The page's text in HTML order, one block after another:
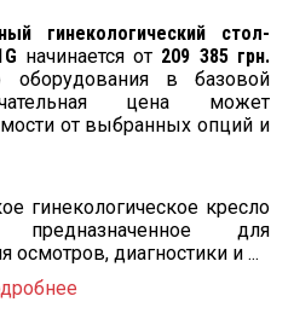
гинекологический стол-
начинается от 209 385 грн.
оборудования в базовой
цена может
от выбранных опций и
гинекологическое кресло
предназначенное для
осмотров, диагностики и ...